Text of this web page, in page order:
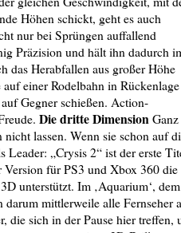
Höhen schickt, geht es auch
nur bei Sprüngen auffallend
Präzision und hält ihn dadurch
das Herabfallen aus großer Höhe
einer Rodelbahn in Rückenlage
Gegner schießen. Action-
Die dritte DimensionGanz
lassen. Wenn sie schon auf
Leader: „Crysis 2“ ist der erste
Version für PS3 und Xbox 360 die
unterstützt. Im ‚Aquarium‘, dem
mittlerweile alle Fernseher
die sich in der Pause hier treffen,